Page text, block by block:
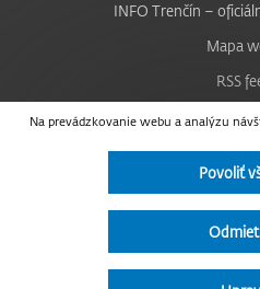
Na prevádzkovanie webu a analýzu
Povoliť
INFO Trenčín –
Mapa
RSS
Nastavenie
Vyhlásenie o